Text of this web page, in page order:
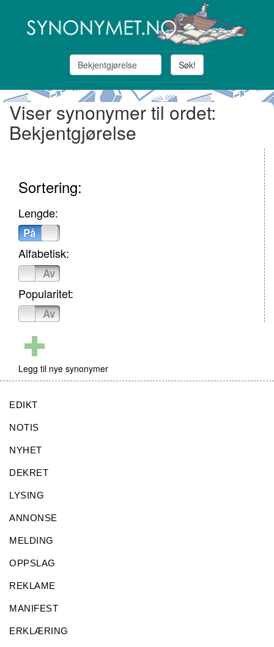
Søk!
Viser synonymer til ordet:
Bekjentgjørelse
Sortering:
Lengde:
På
Alfabetisk:
Av
Popularitet:
Av
Legg til nye synonymer
EDIKT
NOTIS
NYHET
DEKRET
LYSING
ANNONSE
MELDING
OPPSLAG
REKLAME
MANIFEST
ERKLÆRING